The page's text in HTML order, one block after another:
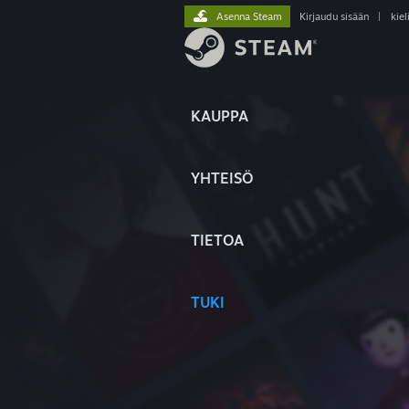
KAUPPA
YHTEISÖ
TIETOA
TUKI
Asenna Steam Kirjaudu sisään kieli